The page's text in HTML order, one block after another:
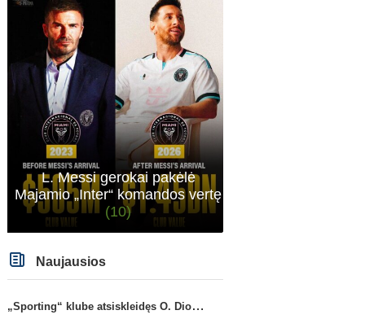
L. Messi gerokai pakėlė
Majamio „Inter“ komandos vertę
(10)
Naujausios
„Sporting“ klube atsiskleidęs O. Diomande papildys „Nottingham“ gretas